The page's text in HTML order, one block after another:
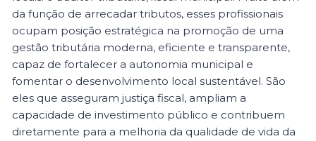
da função de arrecadar tributos, esses profissionais
ocupam posição estratégica na promoção de uma
gestão tributária moderna, eficiente e transparente,
capaz de fortalecer a autonomia municipal e
fomentar o desenvolvimento local sustentável. São
eles que asseguram justiça fiscal, ampliam a
capacidade de investimento público e contribuem
diretamente para a melhoria da qualidade de vida da